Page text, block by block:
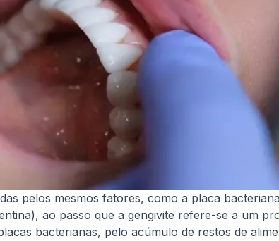
pelos mesmos fatores, como a placa
ao passo que a gengivite refere-se a um
bacterianas, pelo acúmulo de restos de